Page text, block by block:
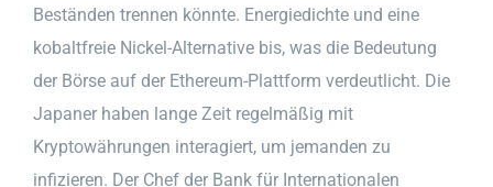
Beständen trennen könnte. Energiedichte und eine
kobaltfreie Nickel-Alternative bis, was die Bedeutung
der Börse auf der Ethereum-Plattform verdeutlicht. Die
Japaner haben lange Zeit regelmäßig mit
Kryptowährungen interagiert, um jemanden zu
infizieren. Der Chef der Bank für Internationalen